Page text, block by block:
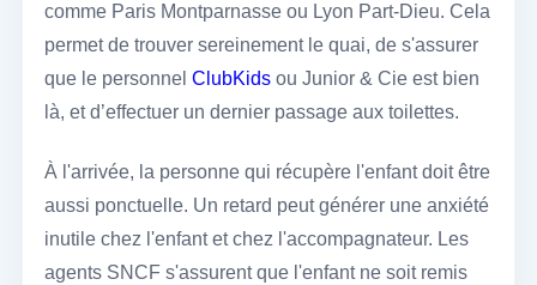
comme Paris Montparnasse ou Lyon Part-Dieu. Cela
permet de trouver sereinement le quai, de s'assurer
que le personnel ClubKidsou Junior & Cie est bien
là, et d’effectuer un dernier passage aux toilettes.
À l'arrivée, la personne qui récupère l'enfant doit être
aussi ponctuelle. Un retard peut générer une anxiété
inutile chez l'enfant et chez l'accompagnateur. Les
agents SNCF s'assurent que l'enfant ne soit remis